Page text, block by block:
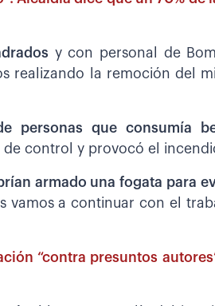
y con personal de
realizando la remoción del
personas que consumía
control y provocó el
armado una fogata para
vamos a continuar con el
“contra presuntos